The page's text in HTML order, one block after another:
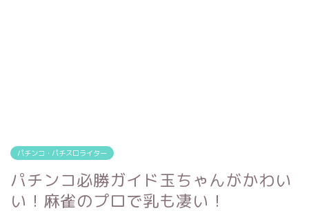
パチンコ・パチスロライター
パチンコ必勝ガイド玉ちゃんがかわい
い！麻雀のプロで乳も凄い！